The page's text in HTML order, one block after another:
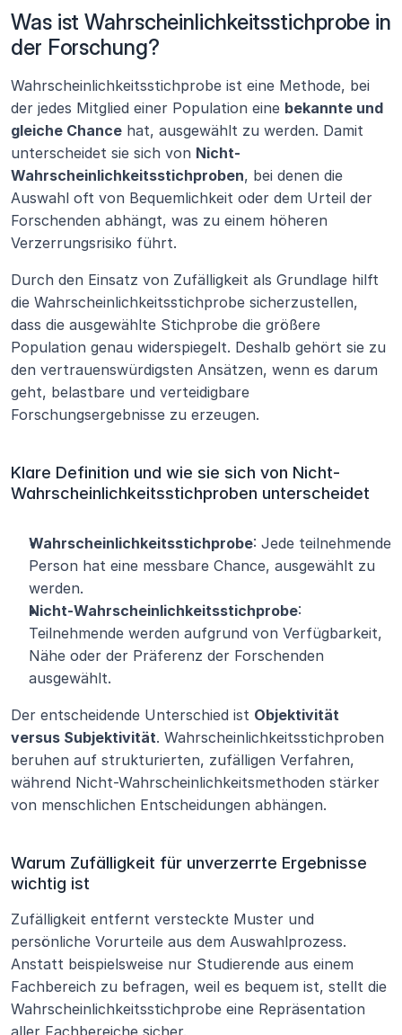
Was ist Wahrscheinlichkeitsstichprobe in
der Forschung?
Wahrscheinlichkeitsstichprobe ist eine Methode, bei
der jedes Mitglied einer Population eine bekannte und
gleiche Chance hat, ausgewählt zu werden. Damit
unterscheidet sie sich von Nicht-
Wahrscheinlichkeitsstichproben, bei denen die
Auswahl oft von Bequemlichkeit oder dem Urteil der
Forschenden abhängt, was zu einem höheren
Verzerrungsrisiko führt.
Durch den Einsatz von Zufälligkeit als Grundlage hilft
die Wahrscheinlichkeitsstichprobe sicherzustellen,
dass die ausgewählte Stichprobe die größere
Population genau widerspiegelt. Deshalb gehört sie zu
den vertrauenswürdigsten Ansätzen, wenn es darum
geht, belastbare und verteidigbare
Forschungsergebnisse zu erzeugen.
Klare Definition und wie sie sich von Nicht-
Wahrscheinlichkeitsstichproben unterscheidet
Wahrscheinlichkeitsstichprobe: Jede teilnehmende
Person hat eine messbare Chance, ausgewählt zu
werden.
Nicht-Wahrscheinlichkeitsstichprobe:
Teilnehmende werden aufgrund von Verfügbarkeit,
Nähe oder der Präferenz der Forschenden
ausgewählt.
Der entscheidende Unterschied ist Objektivität
versus Subjektivität. Wahrscheinlichkeitsstichproben
beruhen auf strukturierten, zufälligen Verfahren,
während Nicht-Wahrscheinlichkeitsmethoden stärker
von menschlichen Entscheidungen abhängen.
Warum Zufälligkeit für unverzerrte Ergebnisse
wichtig ist
Zufälligkeit entfernt versteckte Muster und
persönliche Vorurteile aus dem Auswahlprozess.
Anstatt beispielsweise nur Studierende aus einem
Fachbereich zu befragen, weil es bequem ist, stellt die
Wahrscheinlichkeitsstichprobe eine Repräsentation